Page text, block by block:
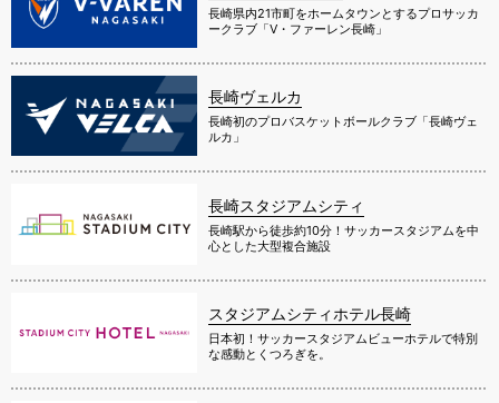
長崎県内21市町をホームタウンとするプロサッカ
ークラブ「V・ファーレン長崎」
長崎ヴェルカ
長崎初のプロバスケットボールクラブ「長崎ヴェ
ルカ」
長崎スタジアムシティ
長崎駅から徒歩約10分！サッカースタジアムを中
心とした大型複合施設
スタジアムシティホテル長崎
日本初！サッカースタジアムビューホテルで特別
な感動とくつろぎを。